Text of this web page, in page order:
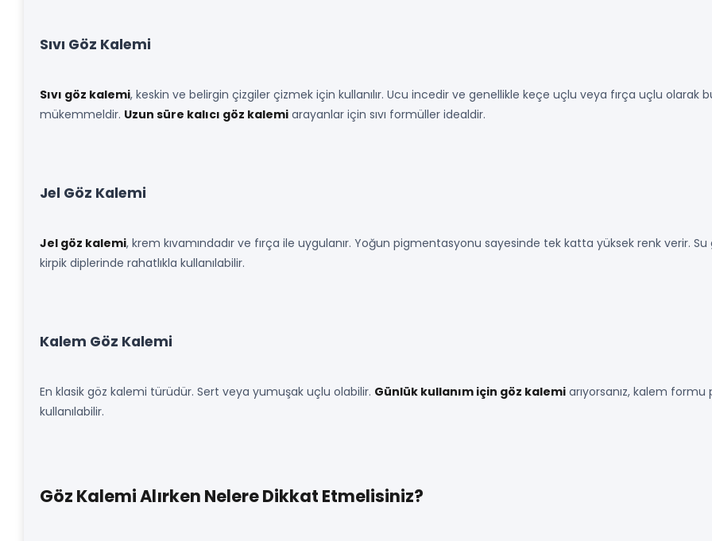
Sıvı Göz Kalemi
Sıvı göz kalemi, keskin ve belirgin çizgiler çizmek için kullanılır. Ucu incedir ve genellikle keçe uçlu veya fırça uçlu olarak
mükemmeldir. Uzun süre kalıcı göz kalemi arayanlar için sıvı formüller idealdir.
Jel Göz Kalemi
Jel göz kalemi, krem kıvamındadır ve fırça ile uygulanır. Yoğun pigmentasyonu sayesinde tek katta yüksek renk verir.
kirpik diplerinde rahatlıkla kullanılabilir.
Kalem Göz Kalemi
En klasik göz kalemi türüdür. Sert veya yumuşak uçlu olabilir. Günlük kullanım için göz kalemi arıyorsanız, kalem formu
kullanılabilir.
Göz Kalemi Alırken Nelere Dikkat Etmelisiniz?